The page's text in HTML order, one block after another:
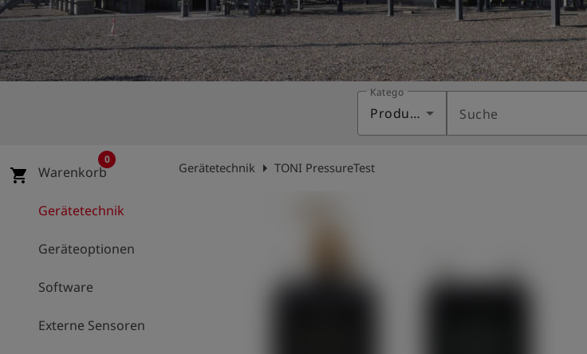
account_circle Anmelden
shieldRegistrierung
Kategorie
Produkte Suche
shopping_cart Warenkorb
0
Gerätetechnik
Geräteoptionen
Software
Externe Sensoren
Gerätetechnik arrow_right TONI PressureTest